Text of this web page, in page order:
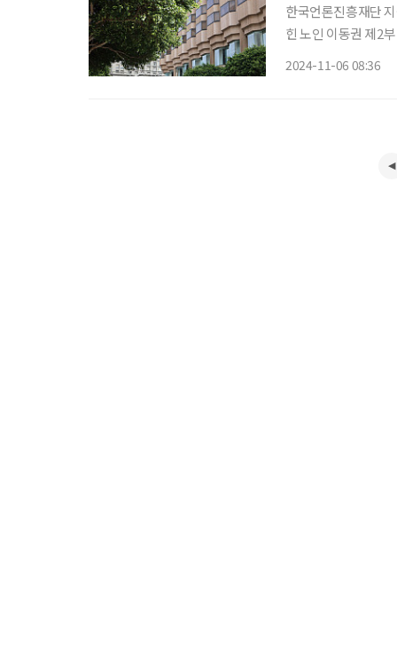
한국언론진흥재단
힌 노인 이동권 제2
2024-11-06 08:36